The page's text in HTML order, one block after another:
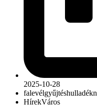
2025-10-28
falevélgyűjtés
HírekVáros